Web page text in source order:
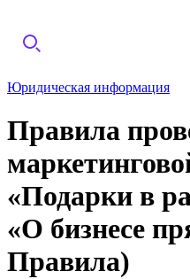
Юридическая информация
Правила
«Подарки в
«О бизнесе
Правила)